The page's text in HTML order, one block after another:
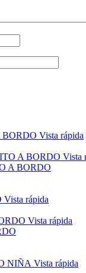
Vista rápida
Vista
A BORDO
Vista rápida
Vista rápida
Vista rápida